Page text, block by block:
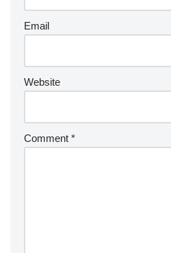
Email
Website
Comment *